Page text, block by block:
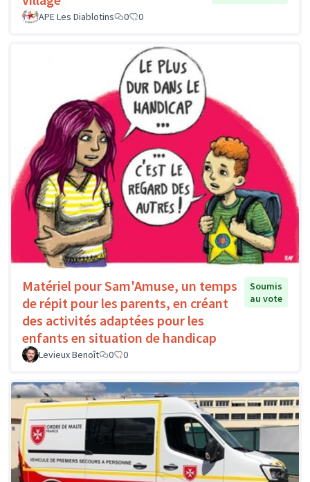
APE Les Diablotins
0 0
Matériel pour Sam'Amuse, un temps
de répit pour les parents, en créant
des activités adaptées pour les
enfants en situation de handicap
Soumis
au vote
Levieux Benoît 0 0